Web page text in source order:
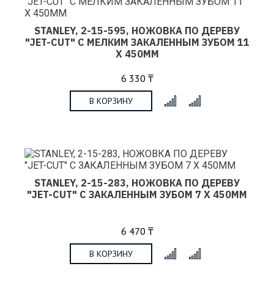
STANLEY, 2-15-595, НОЖОВКА ПО ДЕРЕВУ
"JET-CUT" С МЕЛКИМ ЗАКАЛЕННЫМ ЗУБОМ 11
Х 450MM
6 330 ₸
В КОРЗИНУ
STANLEY, 2-15-283, НОЖОВКА ПО ДЕРЕВУ
"JET-CUT" С ЗАКАЛЕННЫМ ЗУБОМ 7 Х 450MM
6 470 ₸
В КОРЗИНУ